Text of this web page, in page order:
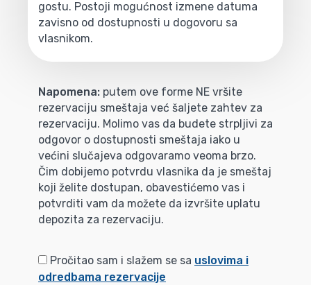
gostu. Postoji mogućnost izmene datuma
zavisno od dostupnosti u dogovoru sa
vlasnikom.
Napomena: putem ove forme NE vršite
rezervaciju smeštaja već šaljete zahtev za
rezervaciju. Molimo vas da budete strpljivi za
odgovor o dostupnosti smeštaja iako u
većini slučajeva odgovaramo veoma brzo.
Čim dobijemo potvrdu vlasnika da je smeštaj
koji želite dostupan, obavestićemo vas i
potvrditi vam da možete da izvršite uplatu
depozita za rezervaciju.
Pročitao sam i slažem se sa uslovima i
odredbama rezervacije